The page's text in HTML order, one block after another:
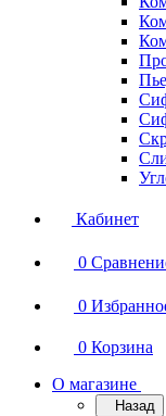
Кабинет
0
0
0 Корзина
О магазине
Назад